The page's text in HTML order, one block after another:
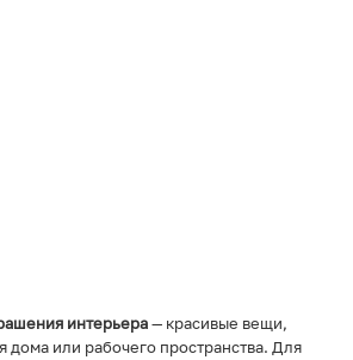
интерьера— красивые вещи,
дома или рабочего пространства. Для